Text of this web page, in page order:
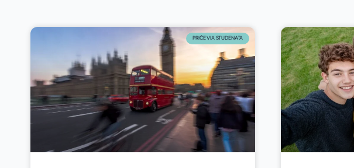
PRIČE VIA STUDENATA